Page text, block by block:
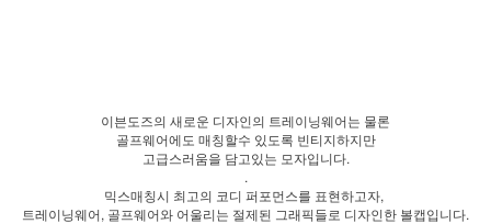
이븐도즈의 새로운 디자인의 트레이닝웨어는 물론
골프웨어에도 매칭할수 있도록 빈티지하지만
고급스러움을 담고있는 모자입니다.
.
믹스매칭시 최고의 코디 퍼포먼스를 표현하고자,
트레이닝웨어, 골프웨어와 어울리는 절제된 그래픽들로 디자인한 볼캡입니다.